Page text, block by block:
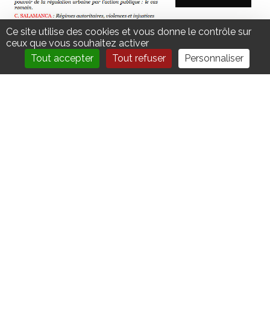
Ce site utilise des cookies et vous donne le contrôle sur
ceux que vous souhaitez activer
Tout accepter
Tout refuser Personnaliser